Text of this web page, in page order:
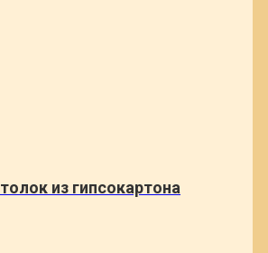
из гипсокартона